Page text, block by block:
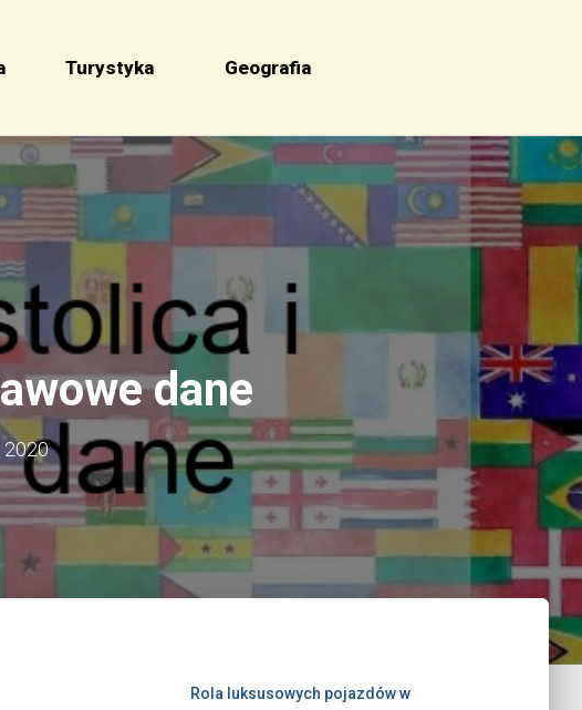
Turystyka Geografia
dane
2020
Rola luksusowych pojazdów w